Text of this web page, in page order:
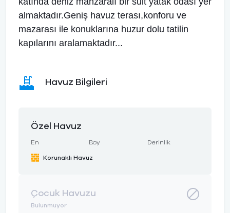
almaktadır.Geniş havuz terası,konforu ve
mazarası ile konuklarına huzur dolu tatilin
kapılarını aralamaktadır...
Havuz Bilgileri
Özel Havuz
En Boy Derinlik
Korunaklı Havuz
Çocuk Havuzu
Bulunmuyor